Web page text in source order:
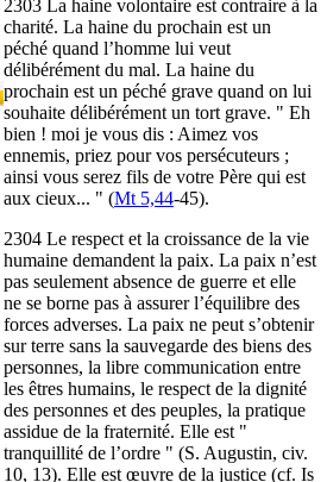
2303 La haine volontaire est contraire à la
charité. La haine du prochain est un
péché quand l’homme lui veut
délibérément du mal. La haine du
prochain est un péché grave quand on lui
souhaite délibérément un tort grave. " Eh
bien ! moi je vous dis : Aimez vos
ennemis, priez pour vos persécuteurs ;
ainsi vous serez fils de votre Père qui est
aux cieux... " (Mt 5,44-45).
2304 Le respect et la croissance de la vie
humaine demandent la paix. La paix n’est
pas seulement absence de guerre et elle
ne se borne pas à assurer l’équilibre des
forces adverses. La paix ne peut s’obtenir
sur terre sans la sauvegarde des biens des
personnes, la libre communication entre
les êtres humains, le respect de la dignité
des personnes et des peuples, la pratique
assidue de la fraternité. Elle est "
tranquillité de l’ordre " (S. Augustin, civ.
10, 13). Elle est œuvre de la justice (cf. Is